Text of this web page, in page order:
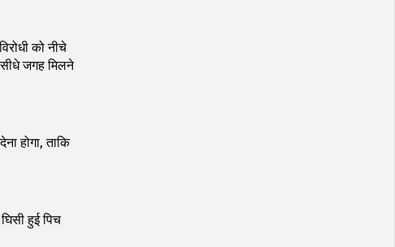
को नीचे
जगह मिलने
होगा, ताकि
हुई पिच